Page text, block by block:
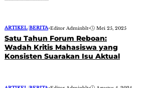
ARTIKEL|BERITA•Editor Adminblt• Mei 25, 2025
Satu Tahun Forum Reboan:
Wadah Kritis Mahasiswa yang
Konsisten Suarakan Isu Aktual